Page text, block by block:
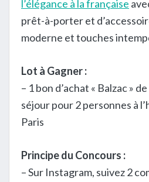
l’élégance à la française
prêt-à-porter et
moderne et touches
Lot à Gagner :
– 1 bon d’achat « Balzac »
séjour pour 2 personnes à
Paris
Principe du Concours :
– Sur Instagram, suivez 2